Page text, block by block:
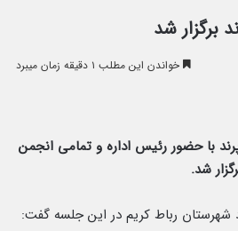
برگزار شد
خواندن این مطلب ۱ دقیقه زمان میبرد
با حضور رئیس اداره و تمامی انجمن
شد.
شهرستان رباط کریم در این جلسه گفت: